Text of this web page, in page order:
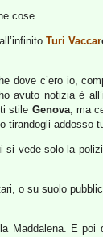
cose.
Turi Vaccar
c’ero io,
avuto notizia è
stile Genova, ma
tirandogli addosso
si vede solo la
o su suolo
Maddalena. E poi